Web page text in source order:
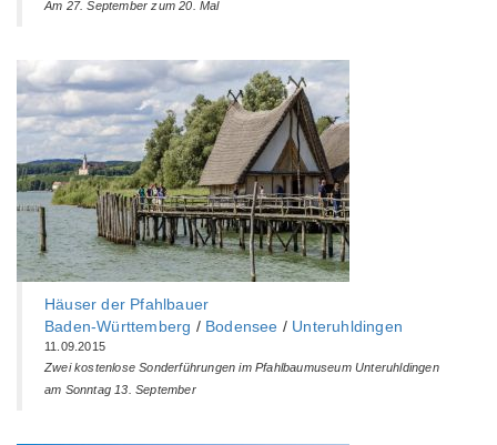
Am 27. September zum 20. Mal
Häuser der Pfahlbauer
Baden-Württemberg‎ / Bodensee / Unteruhldingen
11.09.2015
Zwei kostenlose Sonderführungen im Pfahlbaumuseum Unteruhldingen
am Sonntag 13. September